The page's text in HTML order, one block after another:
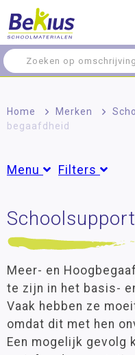
Home > Merken >
begaafdheid
Menu Filters
Meer-/
Oefenstof
Rekenen
Creatief
Groepen
Groep 3
Groep 4(10)
Groep 5(15)
Groep 6 (32)
Groep 7 (26)
Groep 8(25)
Schoolsupport
Meer- en
te zijn in het basis-
Vaak hebben ze
omdat dit met hen
Een mogelijk gevolg